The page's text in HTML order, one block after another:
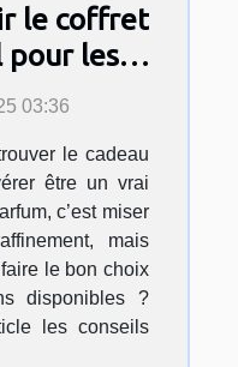
le coffret
pour les
03:36
le cadeau
être un vrai
c’est miser
mais
le bon choix
disponibles ?
les conseils